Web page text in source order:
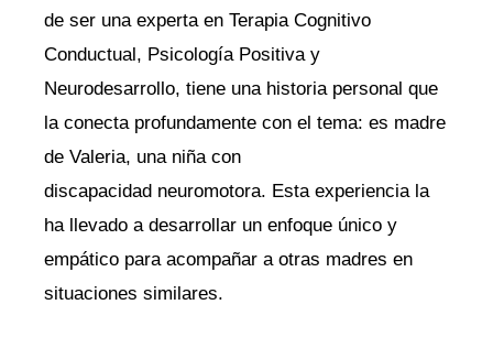
de ser una experta en Terapia Cognitivo
Conductual, Psicología Positiva y
Neurodesarrollo, tiene una historia personal que
la conecta profundamente con el tema: es madre
de Valeria, una niña con
discapacidad neuromotora. Esta experiencia la
ha llevado a desarrollar un enfoque único y
empático para acompañar a otras madres en
situaciones similares.